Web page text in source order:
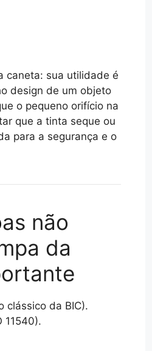
caneta: sua utilidade é
design de um objeto
o pequeno orifício na
que a tinta seque ou
para a segurança e o
não
da
clássico da BIC).
11540).